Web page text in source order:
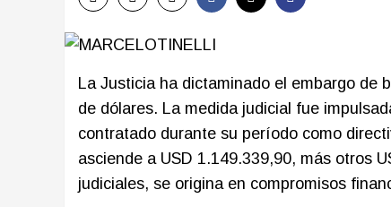
La Justicia ha dictaminado el embargo de
de dólares. La medida judicial fue
contratado durante su período como
asciende a USD 1.149.339,90, más otros
judiciales, se origina en compromisos